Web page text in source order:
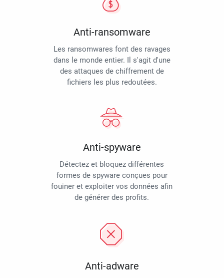
Anti-ransomware
Les ransomwares font des ravages
dans le monde entier. Il s'agit d'une
des attaques de chiffrement de
fichiers les plus redoutées.
Anti-spyware
Détectez et bloquez différentes
formes de spyware conçues pour
fouiner et exploiter vos données afin
de générer des profits.
Anti-adware